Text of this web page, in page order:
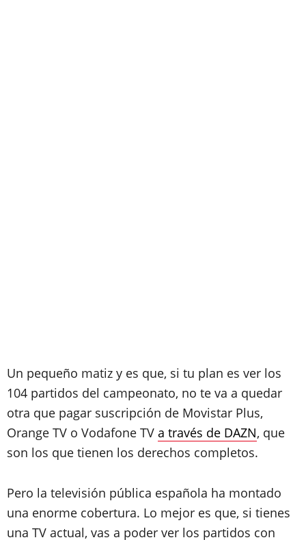
Un pequeño matiz y es que, si tu plan es ver los
104 partidos del campeonato, no te va a quedar
otra que pagar suscripción de Movistar Plus,
Orange TV o Vodafone TV a través de DAZN, que
son los que tienen los derechos completos.
Pero la televisión pública española ha montado
una enorme cobertura. Lo mejor es que, si tienes
una TV actual, vas a poder ver los partidos con